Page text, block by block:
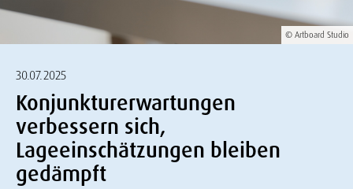
© Artboard Studio
30.07.2025
Konjunkturerwartungen
verbessern sich,
Lageeinschätzungen bleiben
gedämpft